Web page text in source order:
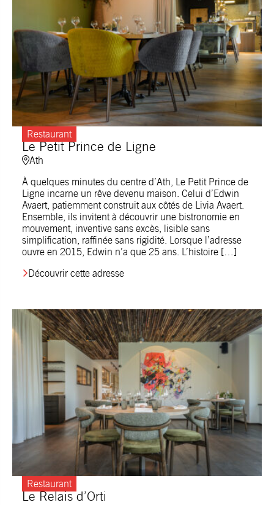
Le Petit Prince de Ligne
Restaurant
Ath
À quelques minutes du centre d’Ath, Le Petit Prince de
Ligne incarne un rêve devenu maison. Celui d’Edwin
Avaert, patiemment construit aux côtés de Livia Avaert.
Ensemble, ils invitent à découvrir une bistronomie en
mouvement, inventive sans excès, lisible sans
simplification, raffinée sans rigidité. Lorsque l’adresse
ouvre en 2015, Edwin n’a que 25 ans. L’histoire […]
Découvrir cette adresse
Le Relais d’Orti
Restaurant